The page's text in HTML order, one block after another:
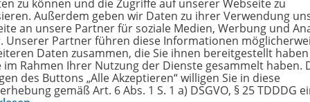
zu können und die Zugriffe auf unserer Webseite zu
Außerdem geben wir Daten zu ihrer Verwendung
an unsere Partner für soziale Medien, Werbung und
Unserer Partner führen diese Informationen
Daten zusammen, die Sie ihnen bereitgestellt
im Rahmen Ihrer Nutzung der Dienste gesammelt haben.
des Buttons „Alle Akzeptieren“ willigen Sie in diese
gemäß Art. 6 Abs. 1 S. 1 a) DSGVO, § 25 TDDDG